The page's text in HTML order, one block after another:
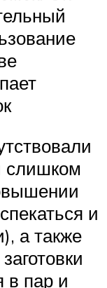
слишком
и
а также
в пар и